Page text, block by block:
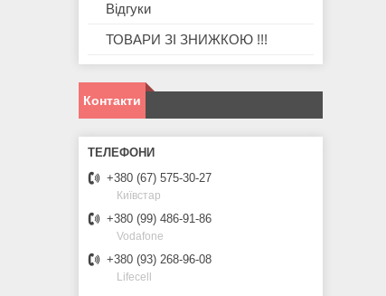
Відгуки
ТОВАРИ ЗІ ЗНИЖКОЮ !!!
Контакти
+380 (67) 575-30-27
Київстар
+380 (99) 486-91-86
Vodafone
+380 (93) 268-96-08
Lifecell